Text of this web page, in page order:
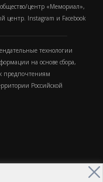
центр «Мемориал»,
центр. Instagram и Facebook
технологии
на основе сбора,
предпочтениям
Российской